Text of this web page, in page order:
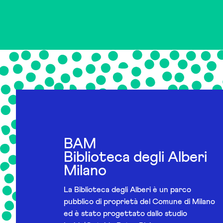
BAM
Biblioteca degli Alberi
Milano
La Biblioteca degli Alberi è un parco
pubblico di proprietà del Comune di Milano
ed è stato progettato dallo studio